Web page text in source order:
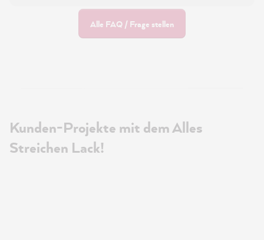
Alle FAQ / Frage stellen
Kunden-Projekte mit dem Alles
Streichen Lack!